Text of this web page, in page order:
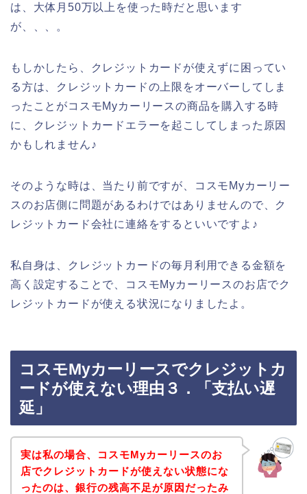
は、大体月50万以上を使った時だと思います
が、、、。
もしかしたら、クレジットカードが使えずに困ってい
る方は、クレジットカードの上限をオーバーしてしま
ったことがコスモMyカーリースの商品を購入する時
に、クレジットカードエラーを起こしてしまった原因
かもしれません♪
そのような時は、当たり前ですが、コスモMyカーリー
スのお店側に問題があるわけではありませんので、ク
レジットカード会社に連絡をするといいですよ♪
私自身は、クレジットカードの毎月利用できる金額を
高く設定することで、コスモMyカーリースのお店でク
レジットカードが使える状況になりましたよ。
コスモMyカーリースでクレジットカ
ードが使えない理由３．「支払い遅
延」
実は私の場合、コスモMyカーリースのお
店でクレジットカードが使えない状態にな
ったのは、銀行の残高不足が原因だったみ